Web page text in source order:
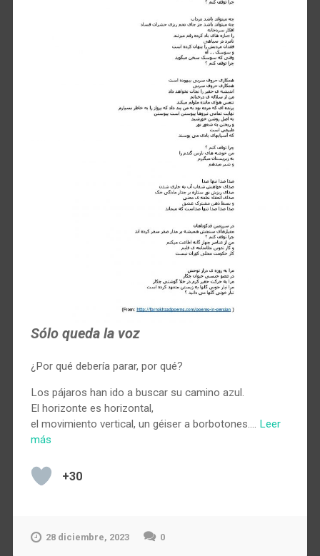
Sólo queda la voz
¿Por qué debería parar, por qué?
Los pájaros han ido a buscar su camino azul.
El horizonte es horizontal,
el movimiento vertical, un géiser a borbotones.… Leer
más
+30
28 diciembre, 2023 0